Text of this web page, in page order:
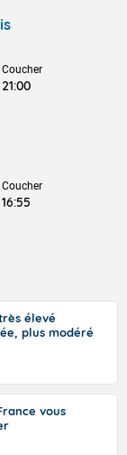
Coucher
21:00
Coucher
16:55
élevé
plus modéré
vous